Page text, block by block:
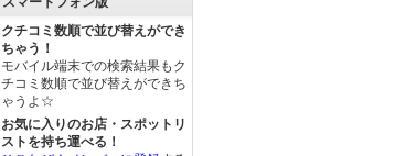
クチコミ数順で並び替えができ
ちゃう！
モバイル端末での検索結果もク
チコミ数順で並び替えができち
ゃうよ☆
お気に入りのお店・スポットリ
ストを持ち運べる！